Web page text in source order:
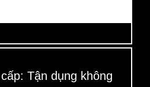
Tận dụng không